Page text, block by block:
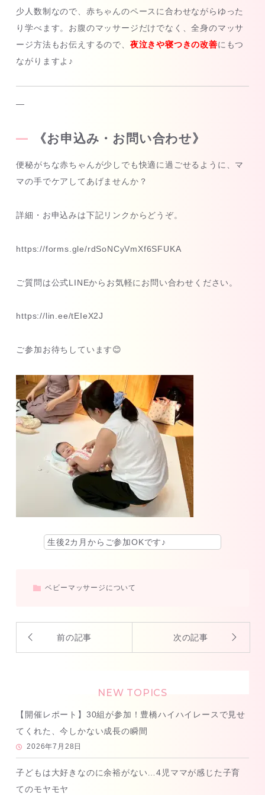
少人数制なので、赤ちゃんのペースに合わせながらゆった
り学べます。お腹のマッサージだけでなく、全身のマッサ
ージ方法もお伝えするので、 夜泣きや寝つきの改善にもつ
ながりますよ♪
—
《お申込み・お問い合わせ》
便秘がちな赤ちゃんが少しでも快適に過ごせるように、マ
マの手でケアしてあげませんか？
詳細・お申込みは下記リンクからどうぞ。
https://forms.gle/rdSoNCyVmXf6SFUKA
ご質問は公式LINEからお気軽にお問い合わせください。
https://lin.ee/tEIeX2J
ご参加お待ちしています😊
生後2カ月からご参加OKです♪
ベビーマッサージについて
前の記事 次の記事
NEW TOPICS
【開催レポート】30組が参加！豊橋ハイハイレースで見せ
てくれた、今しかない成長の瞬間
2026年7月28日
子どもは大好きなのに余裕がない…4児ママが感じた子育
てのモヤモヤ